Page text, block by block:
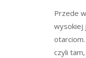
Przede
wysokiej
czyli